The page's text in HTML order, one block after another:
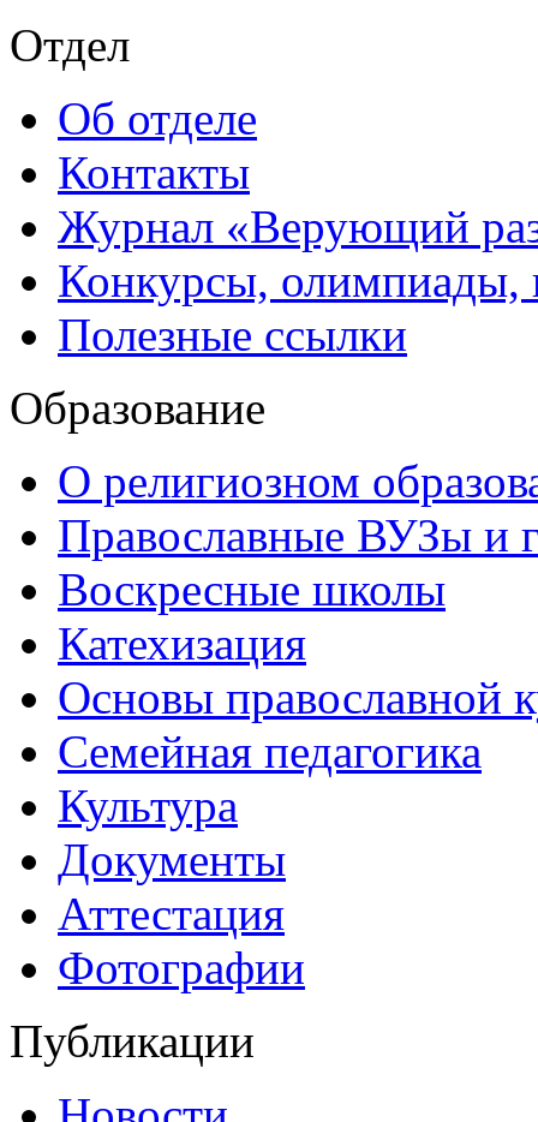
Отдел
Об отделе
Контакты
Журнал «Верующий
Конкурсы, олимпиады,
Полезные ссылки
Образование
О религиозном
Православные ВУЗы и
Воскресные школы
Катехизация
Основы православной
Семейная педагогика
Культура
Документы
Аттестация
Фотографии
Публикации